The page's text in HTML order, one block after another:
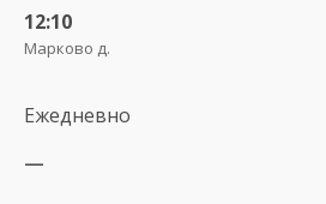
12:10
Марково д.
Ежедневно
—